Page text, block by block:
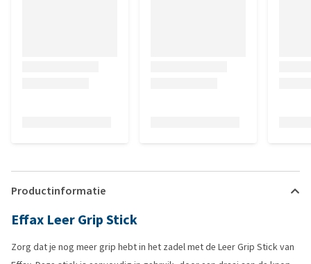
Productinformatie
Effax Leer Grip Stick
Zorg dat je nog meer grip hebt in het zadel met de Leer Grip Stick van